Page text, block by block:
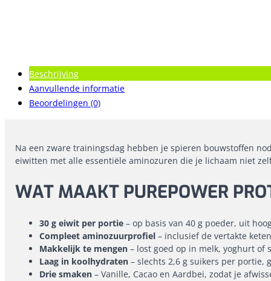
Beschrijving
Aanvullende informatie
Beoordelingen (0)
Na een zware trainingsdag hebben je spieren bouwstoffen
eiwitten met alle essentiële aminozuren die je lichaam niet
WAT MAAKT PUREPOWER
30 g eiwit per portie – op basis van 40 g poeder, uit
Compleet aminozuurprofiel – inclusief de vertakte
Makkelijk te mengen – lost goed op in melk, yoghurt of
Laag in koolhydraten – slechts 2,6 g suikers per portie,
Drie smaken – Vanille, Cacao en Aardbei, zodat je